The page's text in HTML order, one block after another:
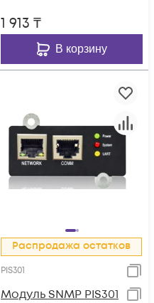
1 913 ₸
В корзину
Распродажа остатков
PIS301
Модуль SNMP PIS301